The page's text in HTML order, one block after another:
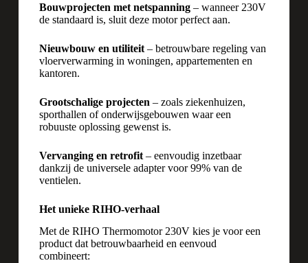
Bouwprojecten met netspanning– wanneer 230V
de standaard is, sluit deze motor perfect aan.
Nieuwbouw en utiliteit– betrouwbare regeling van
vloerverwarming in woningen, appartementen en
kantoren.
Grootschalige projecten – zoals ziekenhuizen,
sporthallen of onderwijsgebouwen waar een
robuuste oplossing gewenst is.
Vervanging en retrofit– eenvoudig inzetbaar
dankzij de universele adapter voor 99% van de
ventielen.
Het unieke RIHO-verhaal
Met de RIHO Thermomotor 230V kies je voor een
product dat betrouwbaarheid en eenvoud
combineert: